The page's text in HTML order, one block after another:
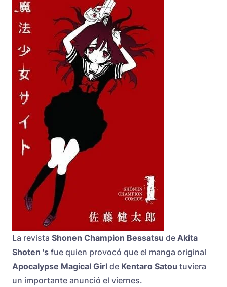
La revista Shonen Champion Bessatsu de Akita
Shoten 's fue quien provocó que el manga original
Apocalypse Magical Girl de Kentaro Satou tuviera
un importante anunció el viernes.